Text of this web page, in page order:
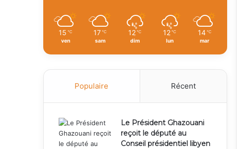
15 ℃
ven
17 ℃
sam
12 ℃
dim
12 ℃
lun
14 ℃
mar
Populaire Récent
Le Président Ghazouani
reçoit le député au
Conseil présidentiel libyen